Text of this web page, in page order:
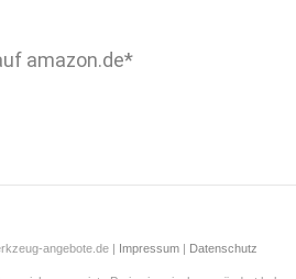
amazon.de*
angebote.de | Impressum | Datenschutz